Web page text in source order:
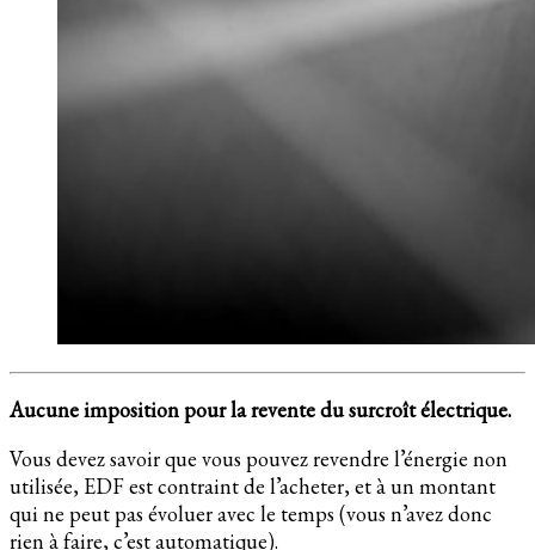
Aucune imposition pour la revente du surcroît électrique.
Vous devez savoir que vous pouvez revendre l’énergie non
utilisée, EDF est contraint de l’acheter, et à un montant
qui ne peut pas évoluer avec le temps (vous n’avez donc
rien à faire, c’est automatique).